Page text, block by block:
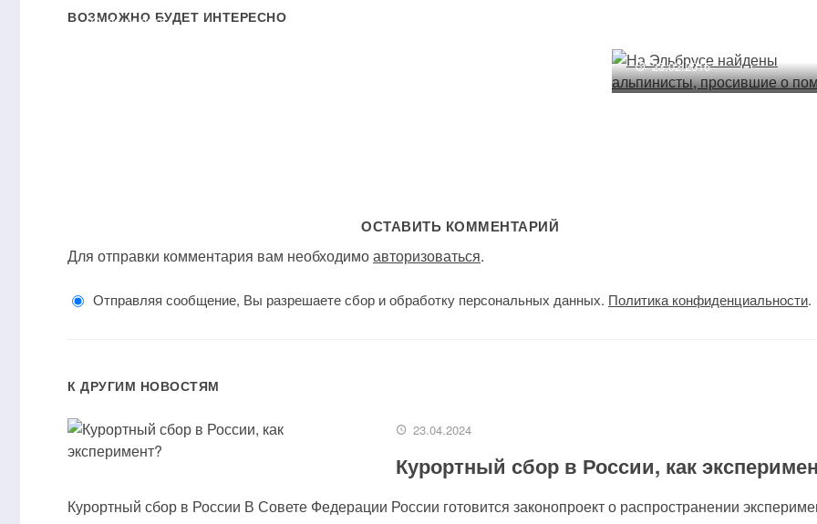
ВОЗМОЖНО БУДЕТ ИНТЕРЕСНО
26.11.2015
23.02.2016
ОСТАВИТЬ КОММЕНТАРИЙ
Для отправки комментария вам необходимоавторизоваться.
Отправляя сообщение, Вы разрешаете сбор и обработку персональных данных. Политика конфиденциальности.
К ДРУГИМ НОВОСТЯМ
23.04.2024
Курортный сбор в России, как
Курортный сбор в России В Совете Федерации России готовится законопроект о распространении